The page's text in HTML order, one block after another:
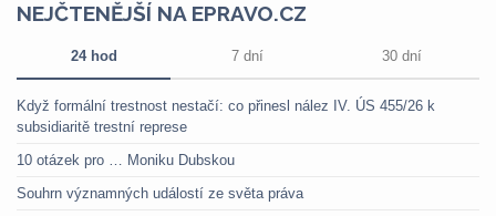
NEJČTENĚJŠÍ NA EPRAVO.CZ
24 hod 7 dní 30 dní
Když formální trestnost nestačí: co přinesl nález IV. ÚS 455/26 k
subsidiaritě trestní represe
10 otázek pro … Moniku Dubskou
Souhrn významných událostí ze světa práva